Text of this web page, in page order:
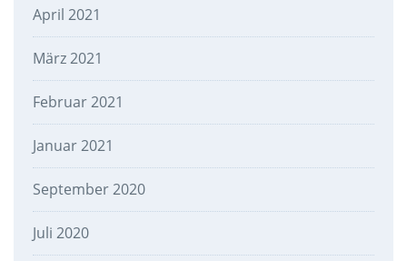
April 2021
März 2021
Februar 2021
Januar 2021
September 2020
Juli 2020